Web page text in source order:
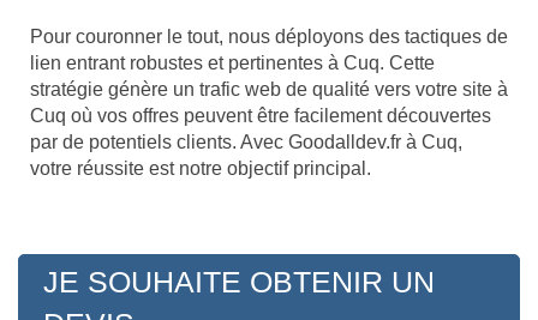
Pour couronner le tout, nous déployons des tactiques de
lien entrant robustes et pertinentes à Cuq. Cette
stratégie génère un trafic web de qualité vers votre site à
Cuq où vos offres peuvent être facilement découvertes
par de potentiels clients. Avec Goodalldev.fr à Cuq,
votre réussite est notre objectif principal.
JE SOUHAITE OBTENIR UN